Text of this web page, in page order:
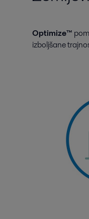
Optimize™
izboljšane